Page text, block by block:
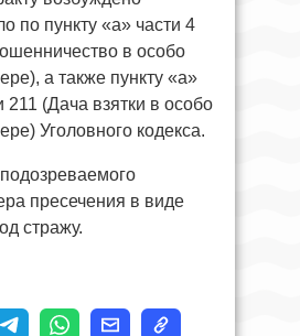
по пункту «а» части 4
в особо
а также пункту «а»
211 (Дача взятки в особо
Уголовного кодекса.
пресечения в виде
стражу.